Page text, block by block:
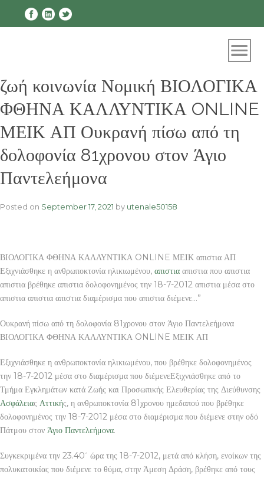
ζωή κοινωνία Νομική ΒΙΟΛΟΓΙΚΑ
ΦΘΗΝΑ ΚΑΛΛΥΝΤΙΚΑ ONLINE
ΜΕΙΚ ΑΠ Ουκρανή πίσω από τη
δολοφονία 81χρονου στον Άγιο
Παντελεήμονα
Posted on September 17, 2021 by utenale50158
ΒΙΟΛΟΓΙΚΑ ΦΘΗΝΑ ΚΑΛΛΥΝΤΙΚΑ ONLINE ΜΕΙΚ απιστια ΑΠ
Εξιχνιάσθηκε η ανθρωποκτονία ηλικιωμένου, απιστια απιστια που απιστια
απιστια βρέθηκε απιστια δολοφονημένος την 18-7-2012 απιστια μέσα στο
απιστια απιστια απιστια διαμέρισμα που απιστια διέμενε…”
Ουκρανή πίσω από τη δολοφονία 81χρονου στον Άγιο Παντελεήμονα
ΒΙΟΛΟΓΙΚΑ ΦΘΗΝΑ ΚΑΛΛΥΝΤΙΚΑ ONLINE ΜΕΙΚ ΑΠ
Εξιχνιάσθηκε η ανθρωποκτονία ηλικιωμένου, που βρέθηκε δολοφονημένος
την 18-7-2012 μέσα στο διαμέρισμα που διέμενεΕξιχνιάσθηκε από το
Τμήμα Εγκλημάτων κατά Ζωής και Προσωπικής Ελευθερίας της Διεύθυνσης
Ασφάλειας Αττικής, η ανθρωποκτονία 81χρονου ημεδαπού που βρέθηκε
δολοφονημένος την 18-7-2012 μέσα στο διαμέρισμα που διέμενε στην οδό
Πάτμου στον Άγιο Παντελεήμονα.
Συγκεκριμένα την 23.40΄ ώρα της 18-7-2012, μετά από κλήση, ενοίκων της
πολυκατοικίας που διέμενε το θύμα, στην Άμεση Δράση, βρέθηκε από τους